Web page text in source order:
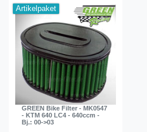
Artikelpaket
GREEN Bike Filter - MK0547
- KTM 640 LC4 - 640ccm -
Bj.: 00->03